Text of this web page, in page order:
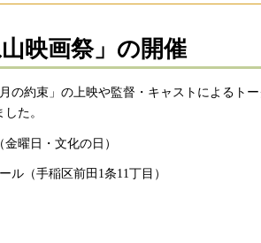
映画祭」の開催
の約束」の上映や監督・キャストによるト
た。
曜日・文化の日）
ル（手稲区前田1条11丁目）